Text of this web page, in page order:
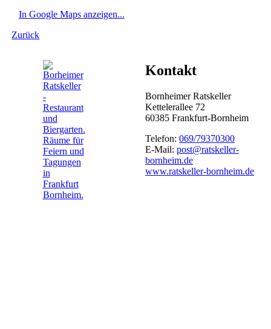
In Google Maps anzeigen...
Zurück
Kontakt
Bornheimer Ratskeller
Kettelerallee 72
60385 Frankfurt-Bornheim
Telefon:069/79370300
E-Mail:post@ratskeller-
bornheim.de
www.ratskeller-bornheim.de